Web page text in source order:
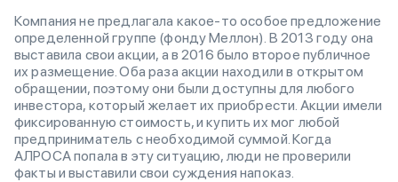
Компания не предлагала какое-то особое предложение
определенной группе (фонду Меллон). В 2013 году она
выставила свои акции, а в 2016 было второе публичное
их размещение. Оба раза акции находили в открытом
обращении, поэтому они были доступны для любого
инвестора, который желает их приобрести. Акции имели
фиксированную стоимость, и купить их мог любой
предприниматель с необходимой суммой. Когда
АЛРОСА попала в эту ситуацию, люди не проверили
факты и выставили свои суждения напоказ.